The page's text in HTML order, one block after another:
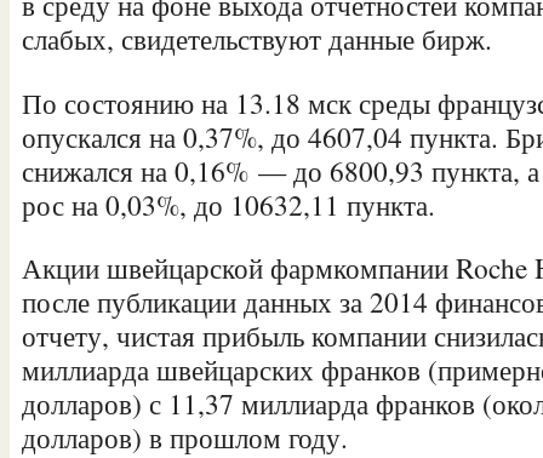
слабых, свидетельствуют данные бирж.
По состоянию на 13.18 мск среды
опускался на 0,37%, до 4607,04 пункта.
снижался на 0,16% — до 6800,93 пункта,
рос на 0,03%, до 10632,11 пункта.
Акции швейцарской фармкомпании Roche
после публикации данных за 2014
отчету, чистая прибыль компании
миллиарда швейцарских франков
долларов) с 11,37 миллиарда франков
долларов) в прошлом году.